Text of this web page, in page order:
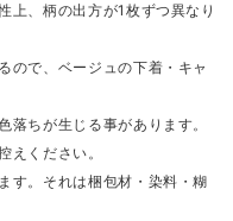
上、柄の出方が1枚ずつ異なり
ので、ベージュの下着・キャ
落ちが生じる事があります。
えください。
す。それは梱包材・染料・糊